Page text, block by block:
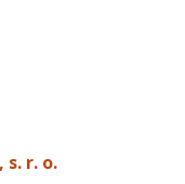
r. o.